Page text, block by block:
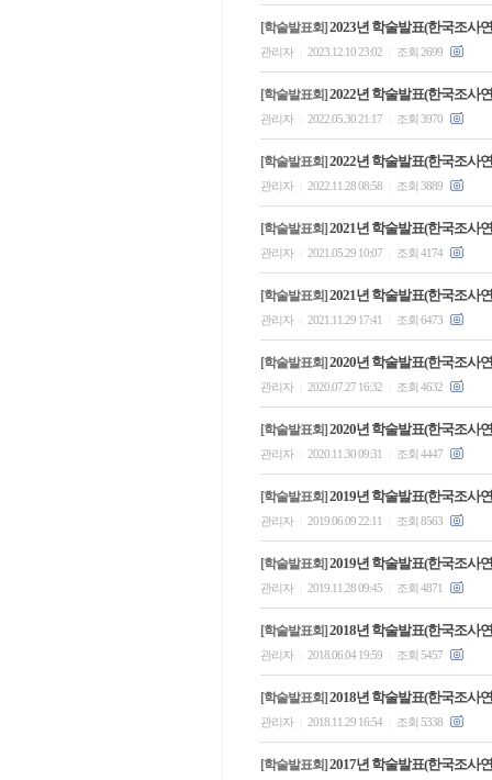
[학술발표회] 2023년 학술발표(한국조사
관리자 2023.12.10 23:02 조회 2699
[학술발표회] 2022년 학술발표(한국조사
관리자 2022.05.30 21:17 조회 3970
[학술발표회] 2022년 학술발표(한국조사
관리자 2022.11.28 08:58 조회 3889
[학술발표회] 2021년 학술발표(한국조사
관리자 2021.05.29 10:07 조회 4174
[학술발표회] 2021년 학술발표(한국조사
관리자 2021.11.29 17:41 조회 6473
[학술발표회] 2020년 학술발표(한국조사
관리자 2020.07.27 16:32 조회 4632
[학술발표회] 2020년 학술발표(한국조사
관리자 2020.11.30 09:31 조회 4447
[학술발표회] 2019년 학술발표(한국조사
관리자 2019.06.09 22:11 조회 8563
[학술발표회] 2019년 학술발표(한국조사
관리자 2019.11.28 09:45 조회 4871
[학술발표회] 2018년 학술발표(한국조사
관리자 2018.06.04 19:59 조회 5457
[학술발표회] 2018년 학술발표(한국조사
관리자 2018.11.29 16:54 조회 5338
[학술발표회] 2017년 학술발표(한국조사